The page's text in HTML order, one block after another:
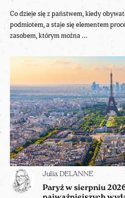
Co dzieje się z państwem, kiedy
podmiotem, a staje się elementem
zasobem, którym można ...
Julia DELANNE
Paryż w sierpniu